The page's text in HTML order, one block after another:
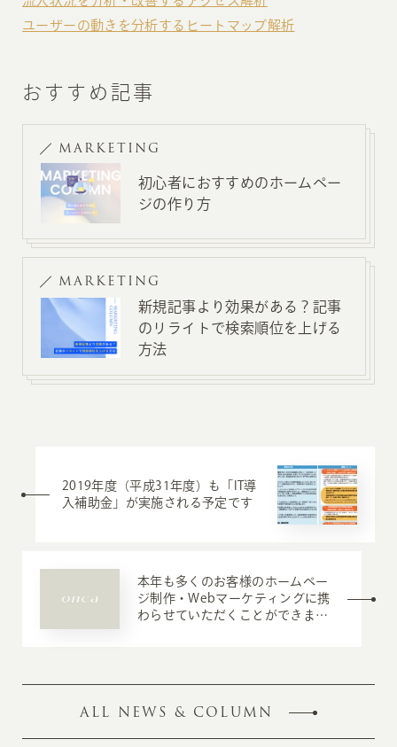
ユーザーの動きを分析するヒートマップ解析
おすすめ記事
MARKETING
初心者におすすめのホームペー
ジの作り方
MARKETING
新規記事より効果がある？記事
のリライトで検索順位を上げる
方法
2019年度（平成31年度）も「IT導
入補助金」が実施される予定です
本年も多くのお客様のホームペー
ジ制作・Webマーケティングに携
わらせていただくことができまし
ALL NEWS & COLUMN